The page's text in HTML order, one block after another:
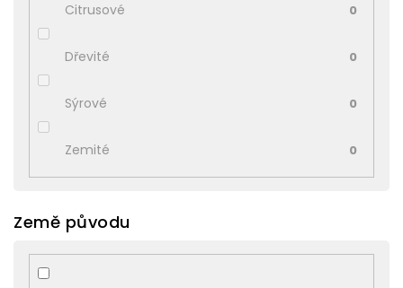
Citrusové 0
Dřevité 0
Sýrové 0
Zemité 0
Země původu